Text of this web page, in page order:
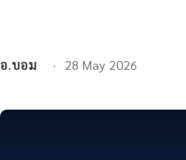
อ.บอม 28 May 2026